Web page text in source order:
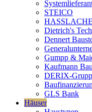
STEICO
Dietrich's
Dennert
Gumpp &
Kaufmann
DERIX-
GLS Bank
Häuser